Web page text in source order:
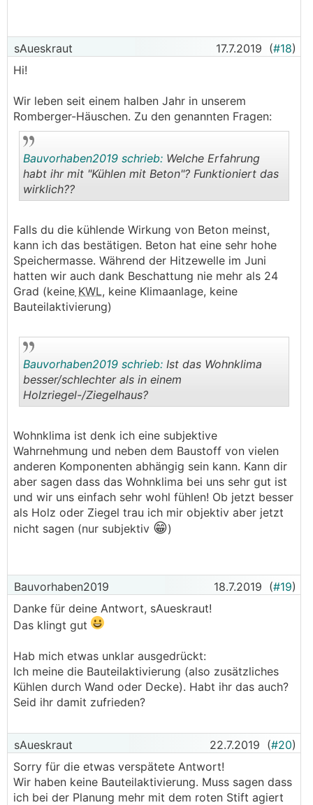
sAueskraut 17.7.2019 (#18)
Hi!
Wir leben seit einem halben Jahr in unserem
Romberger-Häuschen. Zu den genannten Fragen:
Bauvorhaben2019 schrieb: Welche Erfahrung
habt ihr mit "Kühlen mit Beton"? Funktioniert das
wirklich??
Falls du die kühlende Wirkung von Beton meinst,
kann ich das bestätigen. Beton hat eine sehr hohe
Speichermasse. Während der Hitzewelle im Juni
hatten wir auch dank Beschattung nie mehr als 24
Grad (keine KWL, keine Klimaanlage, keine
Bauteilaktivierung)
Bauvorhaben2019 schrieb: Ist das Wohnklima
besser/schlechter als in einem
Holzriegel-/Ziegelhaus?
Wohnklima ist denk ich eine subjektive
Wahrnehmung und neben dem Baustoff von vielen
anderen Komponenten abhängig sein kann. Kann dir
aber sagen dass das Wohnklima bei uns sehr gut ist
und wir uns einfach sehr wohl fühlen! Ob jetzt besser
als Holz oder Ziegel trau ich mir objektiv aber jetzt
nicht sagen (nur subjektiv 😁)
Bauvorhaben2019 18.7.2019 (#19)
Danke für deine Antwort, sAueskraut!
Das klingt gut
Hab mich etwas unklar ausgedrückt:
Ich meine die Bauteilaktivierung (also zusätzliches
Kühlen durch Wand oder Decke). Habt ihr das auch?
Seid ihr damit zufrieden?
sAueskraut 22.7.2019 (#20)
Sorry für die etwas verspätete Antwort!
Wir haben keine Bauteilaktivierung. Muss sagen dass
ich bei der Planung mehr mit dem roten Stift agiert